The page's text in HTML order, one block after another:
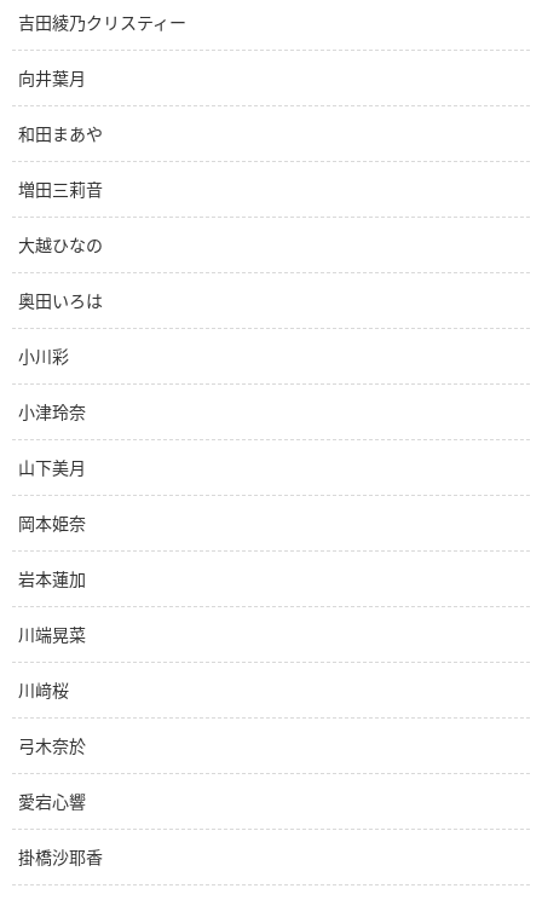
吉田綾乃クリスティー
向井葉月
和田まあや
増田三莉音
大越ひなの
奥田いろは
小川彩
小津玲奈
山下美月
岡本姫奈
岩本蓮加
川端晃菜
川﨑桜
弓木奈於
愛宕心響
掛橋沙耶香